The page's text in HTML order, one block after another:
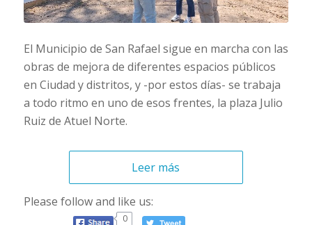
El Municipio de San Rafael sigue en marcha con las
obras de mejora de diferentes espacios públicos
en Ciudad y distritos, y -por estos días- se trabaja
a todo ritmo en uno de esos frentes, la plaza Julio
Ruiz de Atuel Norte.
Leer más
Please follow and like us:
0